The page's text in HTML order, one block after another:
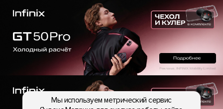
Мы используем метрический сервис